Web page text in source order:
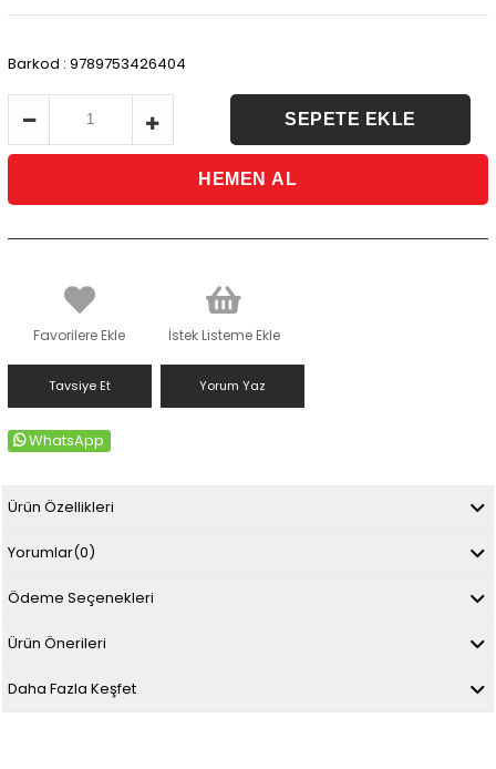
Barkod : 9789753426404
Favorilere Ekle İstek Listeme Ekle
Tavsiye Et Yorum Yaz
WhatsApp
Ürün Özellikleri
Yorumlar(0)
Ödeme Seçenekleri
Ürün Önerileri
Daha Fazla Keşfet